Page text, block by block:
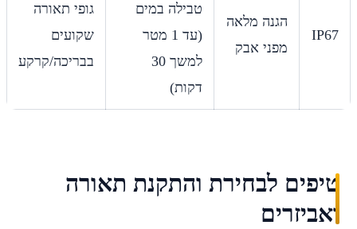
IP67
הגנה מלאה
מפני אבק
טבילה במים
(עד 1 מטר
למשך 30
דקות)
גופי תאורה
שקועים
בבריכה/קרקע
טיפים לבחירת והתקנת תאורה
ואביזרים